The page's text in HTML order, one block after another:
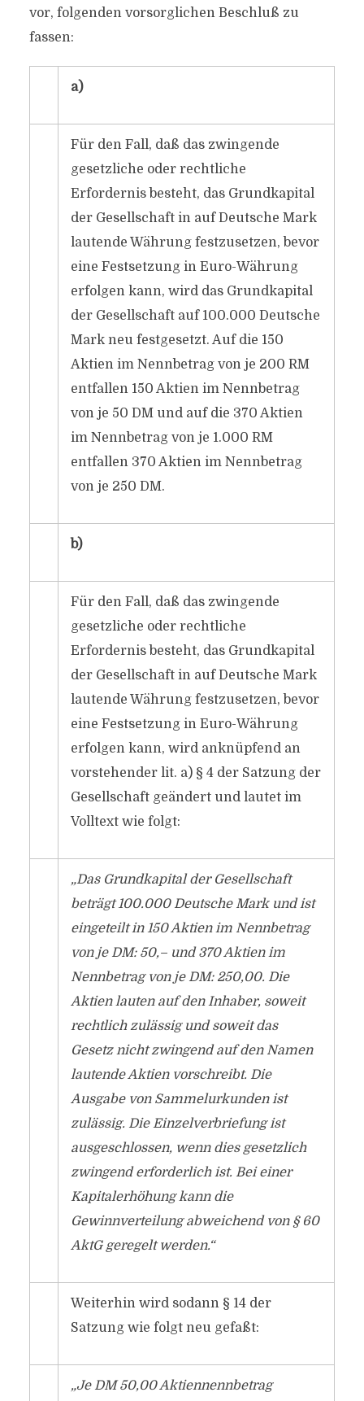
vor, folgenden vorsorglichen Beschluß zu
fassen:
a)
Für den Fall, daß das zwingende
gesetzliche oder rechtliche
Erfordernis besteht, das Grundkapital
der Gesellschaft in auf Deutsche Mark
lautende Währung festzusetzen, bevor
eine Festsetzung in Euro-Währung
erfolgen kann, wird das Grundkapital
der Gesellschaft auf 100.000 Deutsche
Mark neu festgesetzt. Auf die 150
Aktien im Nennbetrag von je 200 RM
entfallen 150 Aktien im Nennbetrag
von je 50 DM und auf die 370 Aktien
im Nennbetrag von je 1.000 RM
entfallen 370 Aktien im Nennbetrag
von je 250 DM.
b)
Für den Fall, daß das zwingende
gesetzliche oder rechtliche
Erfordernis besteht, das Grundkapital
der Gesellschaft in auf Deutsche Mark
lautende Währung festzusetzen, bevor
eine Festsetzung in Euro-Währung
erfolgen kann, wird anknüpfend an
vorstehender lit. a) § 4 der Satzung der
Gesellschaft geändert und lautet im
Volltext wie folgt:
„Das Grundkapital der Gesellschaft
beträgt 100.000 Deutsche Mark und ist
eingeteilt in 150 Aktien im Nennbetrag
von je DM: 50,– und 370 Aktien im
Nennbetrag von je DM: 250,00. Die
Aktien lauten auf den Inhaber, soweit
rechtlich zulässig und soweit das
Gesetz nicht zwingend auf den Namen
lautende Aktien vorschreibt. Die
Ausgabe von Sammelurkunden ist
zulässig. Die Einzelverbriefung ist
ausgeschlossen, wenn dies gesetzlich
zwingend erforderlich ist. Bei einer
Kapitalerhöhung kann die
Gewinnverteilung abweichend von § 60
AktG geregelt werden.“
Weiterhin wird sodann § 14 der
Satzung wie folgt neu gefaßt:
„Je DM 50,00 Aktiennennbetrag